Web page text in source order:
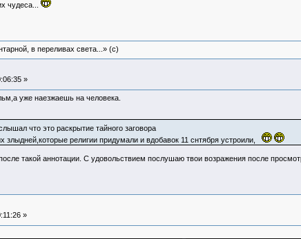
чудеса...
в переливах света...» (c)
»
уже наезжаешь на человека.
что это раскрытие тайного заговора
злыдней,которые религии придумали и вдобавок 11 снтября устроили,
такой аннотации. С удовольствием послушаю твои возражения после
»